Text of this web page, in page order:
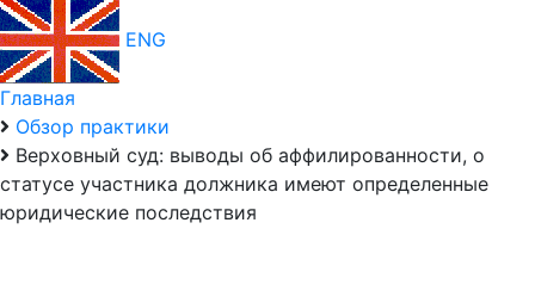
ENG
Главная
Обзор практики
Верховный суд: выводы об аффилированности, о
статусе участника должника имеют определенные
юридические последствия